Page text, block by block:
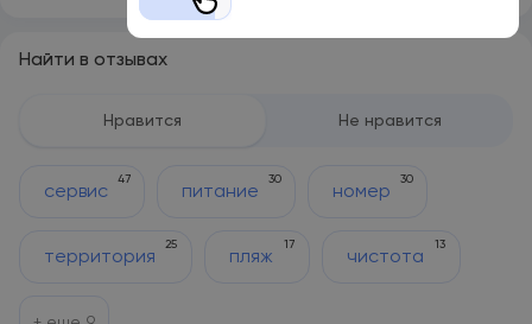
Найти в отзывах
Нравится Не нравится
сервис
47
питание
30
номер
30
территория
25
пляж
17
чистота
13